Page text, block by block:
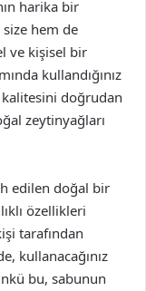
harika bir
size hem de
ve kişisel bir
kullandığınız
doğrudan
zeytinyağları
edilen doğal bir
özellikleri
tarafından
kullanacağınız
bu, sabunun